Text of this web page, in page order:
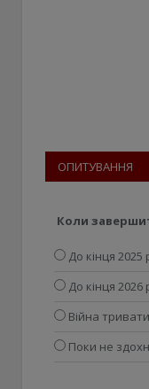
ОПИТУВАННЯ
Коли
До кінця 2025
До кінця 2026
Війна
Поки не